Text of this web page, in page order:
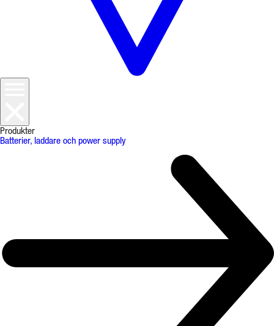
Produkter
Batterier, laddare och power supply